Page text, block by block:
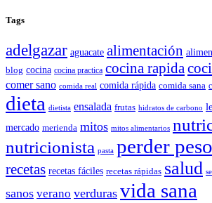
Tags
adelgazar aguacate alimentación
blog cocina cocina practica cocina rapida
comer sano comida real comida rápida comida sana
dieta dietista ensalada frutas hidratos de carbono
mercado merienda mitos mitos alimentarios
nutricionista pasta perder peso
recetas recetas fáciles recetas rápidas salud
sanos verano verduras vida sana